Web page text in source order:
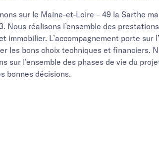
sur le Maine-et-Loire – 49 la Sarthe
Nous réalisons l’ensemble des
immobilier. L’accompagnement porte
les bons choix techniques et financiers.
sur l’ensemble des phases de vie du
bonnes décisions.